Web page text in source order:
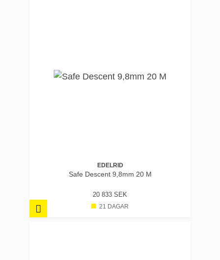
EDELRID
Safe Descent 9,8mm 20 M
20 833 SEK
21 DAGAR